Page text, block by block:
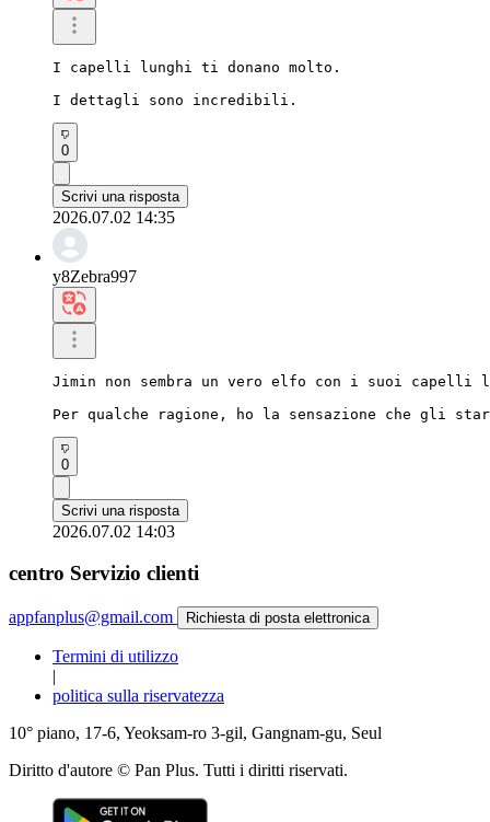
I capelli lunghi ti donano molto.
I dettagli sono incredibili.
0
Scrivi una risposta
2026.07.02 14:35
y8Zebra997
Jimin non sembra un vero elfo con i suoi capelli
Per qualche ragione, ho la sensazione che gli
0
Scrivi una risposta
2026.07.02 14:03
centro Servizio clienti
appfanplus@gmail.com Richiesta di posta elettronica
Termini di utilizzo
|
politica sulla riservatezza
10° piano, 17-6, Yeoksam-ro 3-gil, Gangnam-gu, Seul
Diritto d'autore © Pan Plus. Tutti i diritti riservati.